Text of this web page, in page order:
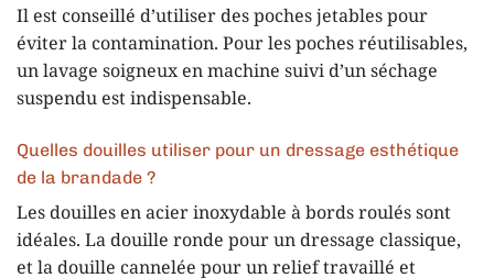
Il est conseillé d’utiliser des poches jetables pour
éviter la contamination. Pour les poches réutilisables,
un lavage soigneux en machine suivi d’un séchage
suspendu est indispensable.
Quelles douilles utiliser pour un dressage esthétique
de la brandade ?
Les douilles en acier inoxydable à bords roulés sont
idéales. La douille ronde pour un dressage classique,
et la douille cannelée pour un relief travaillé et